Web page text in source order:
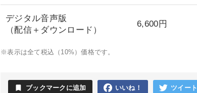
デジタル音声版
（配信＋ダウンロード）
6,600円
※表示は全て税込（10%）価格です。
bookmark ブックマークに追加 いいね！ ツイート